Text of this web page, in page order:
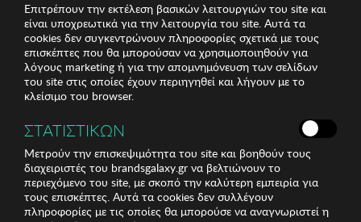
Επιτρέπουν την εκτέλεση βασικών λειτουργιών του site και
είναι υποχρεωτικά για την λειτουργία του site. Αυτά τα
cookies δεν συγκεντρώνουν πληροφορίες σχετικά με τους
επισκέπτες που θα μπορούσαν να χρησιμοποιηθούν για
λόγους marketing ή για την απομνημόνευση των σελίδων
του site στις οποίες έχουν περιηγηθεί και λήγουν με το
κλείσιμο του browser.
ΣΤΑΤΙΣΤΙΚΩΝ
Μετρούν την επισκεψιμότητα του site και βοηθούν τους
διαχειριστές του brandsgalaxy.gr να βελτιώνουν το
περιεχόμενο του site, με σκοπό την καλύτερη εμπειρία για
τους επισκέπτες. Αυτά τα cookies δεν συλλέγουν
πληροφορίες με τις οποίες θα μπορούσε να αναγνωριστεί η